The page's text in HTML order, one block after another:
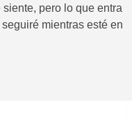
pero lo que entra
mientras esté en